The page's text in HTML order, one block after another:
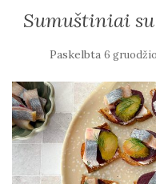
Sumuštiniai
Paskelbta 6